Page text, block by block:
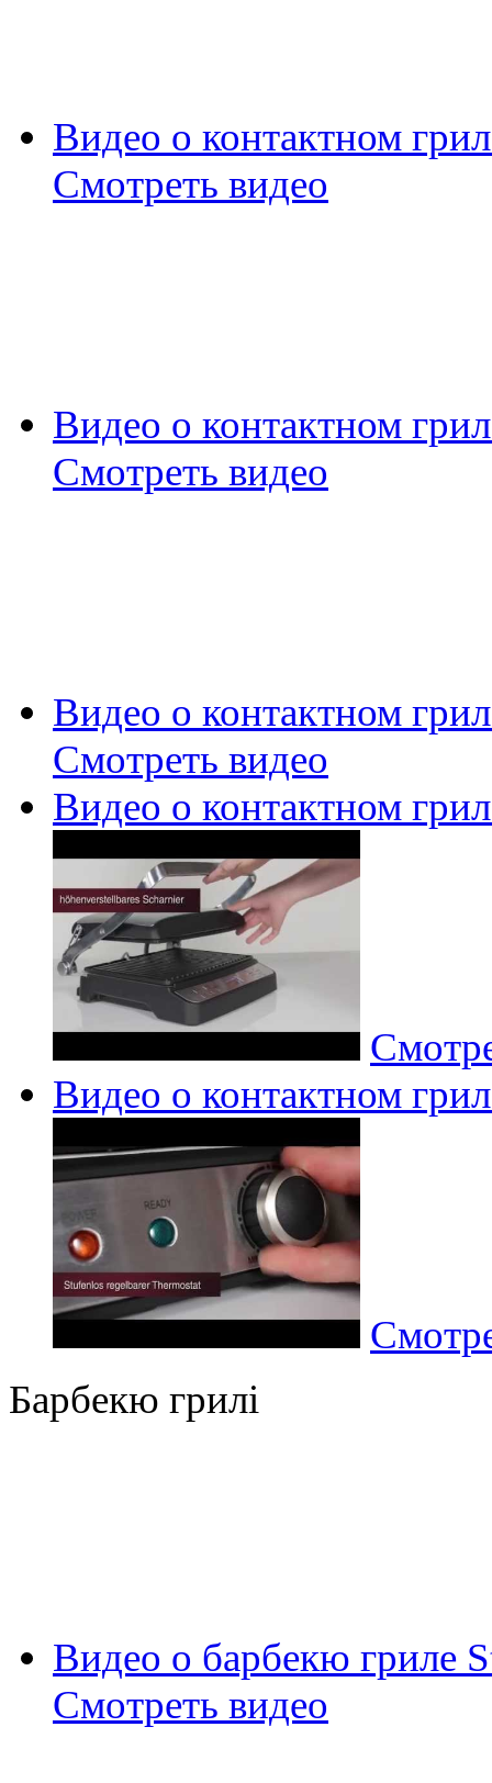
Видео о контактном
Смотреть видео
Видео о контактном
Смотреть видео
Видео о контактном
Смотреть видео
Видео о контактном
Видео о контактном
Барбекю грилі
Видео о барбекю гриле
Смотреть видео